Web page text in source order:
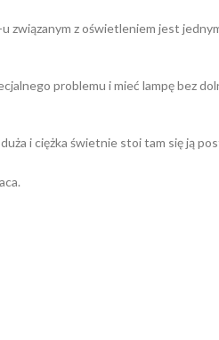
z oświetleniem jest
problemu i mieć lampę bez
i ciężka świetnie stoi tam się ją